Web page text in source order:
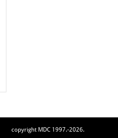
copyright MDC 1997.-2026.